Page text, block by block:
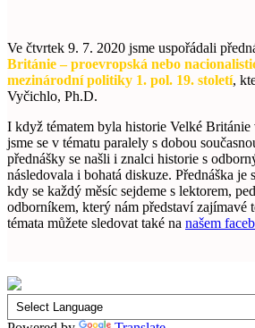
Ve čtvrtek 9. 7. 2020 jsme uspořádali
Británie – proevropská nebo
mezinárodní politiky 1. pol. 19. století,
Vyčichlo, Ph.D.
I když tématem byla historie Velké
jsme se v tématu paralely s dobou
přednášky se našli i znalci historie s
následovala i bohatá diskuze. Přednáška je
kdy se každý měsíc sejdeme s lektorem,
odborníkem, který nám představí zajímavé
témata můžete sledovat také na našem